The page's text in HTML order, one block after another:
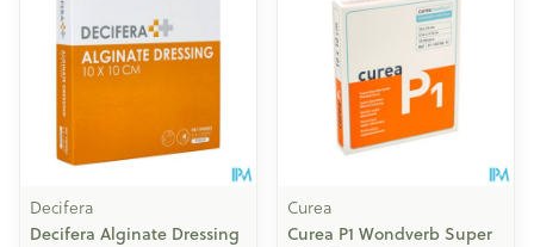
Decifera
Decifera Alginate Dressing
Curea
Curea P1 Wondverb Super